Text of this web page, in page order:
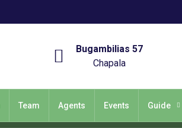
Bugambilias 57
Chapala
Team Agents Events Guide